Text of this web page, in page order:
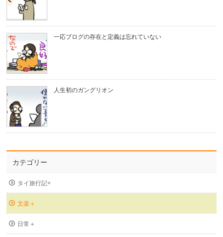
一応ブログの存在と定義は忘れていない
人生初のガングリオン
カテゴリー
タイ旅行記+
文楽＋
日常＋